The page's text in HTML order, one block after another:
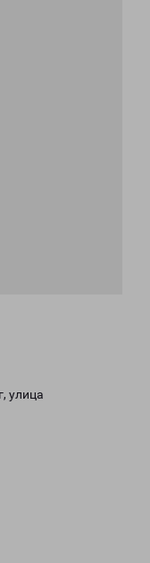
улица